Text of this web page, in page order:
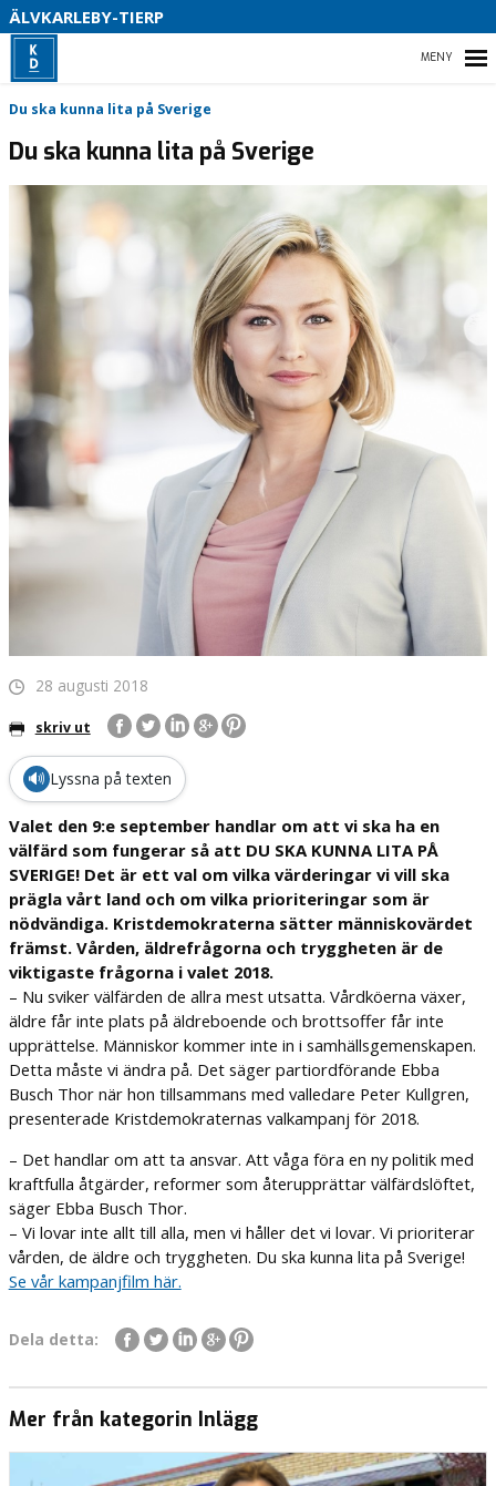
ÄLVKARLEBY-TIERP
HEM
VÅRA VALFRÅGOR
KONTAKTA OSS
Du ska kunna lita på Sverige
Du ska kunna lita på Sverige
28 augusti 2018
skriv ut
🔊 Lyssna på texten
Valet den 9:e september handlar om att vi ska ha en
välfärd som fungerar så att DU SKA KUNNA LITA PÅ
SVERIGE! Det är ett val om vilka värderingar vi vill ska
prägla vårt land och om vilka prioriteringar som är
nödvändiga. Kristdemokraterna sätter människovärdet
främst. Vården, äldrefrågorna och tryggheten är de
viktigaste frågorna i valet 2018.
– Nu sviker välfärden de allra mest utsatta. Vårdköerna växer,
äldre får inte plats på äldreboende och brottsoffer får inte
upprättelse. Människor kommer inte in i samhällsgemenskapen.
Detta måste vi ändra på. Det säger partiordförande Ebba
Busch Thor när hon tillsammans med valledare Peter Kullgren,
presenterade Kristdemokraternas valkampanj för 2018.
– Det handlar om att ta ansvar. Att våga föra en ny politik med
kraftfulla åtgärder, reformer som återupprättar välfärdslöftet,
säger Ebba Busch Thor.
– Vi lovar inte allt till alla, men vi håller det vi lovar. Vi prioriterar
vården, de äldre och tryggheten. Du ska kunna lita på Sverige!
Se vår kampanjfilm här.
Dela detta:
Mer från kategorin Inlägg